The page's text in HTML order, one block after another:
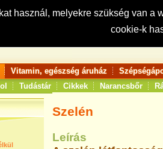
használ, melyekre szükség van
cookie-k
Keresés:
Vitamin, egészség áruház
Tudástár Cikkek Narancsbőr
Szelén
Leírás